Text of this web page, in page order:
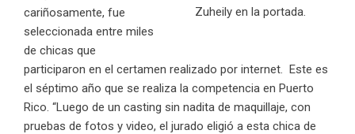
Zuheily en la portada.
cariñosamente, fue
seleccionada entre miles
de chicas que
participaron en el certamen realizado por internet. Este es
el séptimo año que se realiza la competencia en Puerto
Rico. “Luego de un casting sin nadita de maquillaje, con
pruebas de fotos y video, el jurado eligió a esta chica de